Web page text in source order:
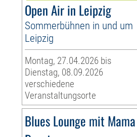
Open Air in Leipzig
Sommerbühnen in und um
Leipzig
Montag, 27.04.2026 bis
Dienstag, 08.09.2026
verschiedene
Veranstaltungsorte
Blues Lounge mit Mama